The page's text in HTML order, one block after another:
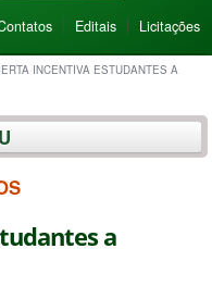
Editais Licitações
INCENTIVA ESTUDANTES A
a